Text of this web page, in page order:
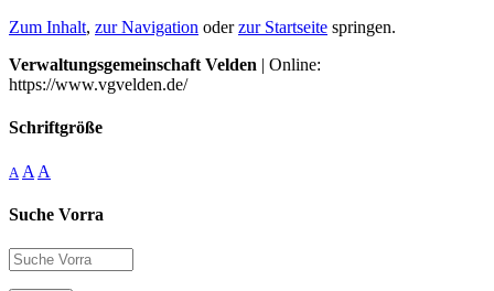
Zum Inhalt, zur Navigation oderzur Startseite springen.
Verwaltungsgemeinschaft Velden | Online:
https://www.vgvelden.de/
Schriftgröße
A A A
Suche Vorra